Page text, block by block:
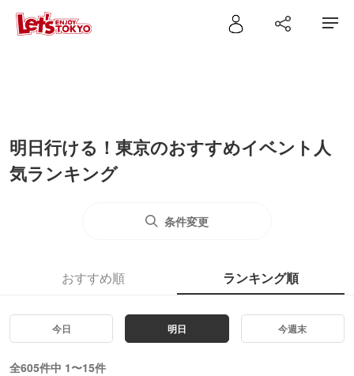
明日行ける！東京のおすすめイベント人
気ランキング
条件変更
おすすめ順 ランキング順
今日 明日 今週末
全605件中 1〜15件